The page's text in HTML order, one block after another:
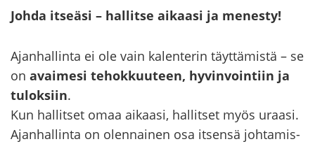
Johda it­seä­si – hal­lit­se ai­kaa­si ja me­nes­ty!
Ajan­hal­lin­ta ei ole vain ka­len­te­rin täyt­tä­mis­tä – se
on avai­me­si te­hok­kuu­teen, hy­vin­voin­tiin ja
tu­lok­siin.
Kun hal­lit­set omaa ai­kaa­si, hal­lit­set myös uraa­si.
Ajan­hal­lin­ta on olen­nai­nen osa it­sen­sä joh­ta­mis­